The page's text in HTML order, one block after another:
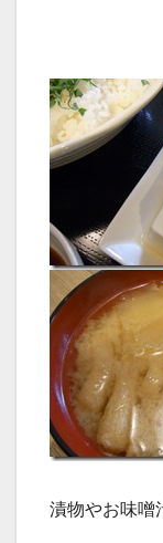
漬物やお味噌